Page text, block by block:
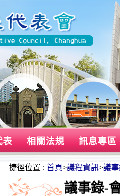
表 相關法規 訊息專區
捷徑位置 : 首頁>議程資訊>議
議事錄-